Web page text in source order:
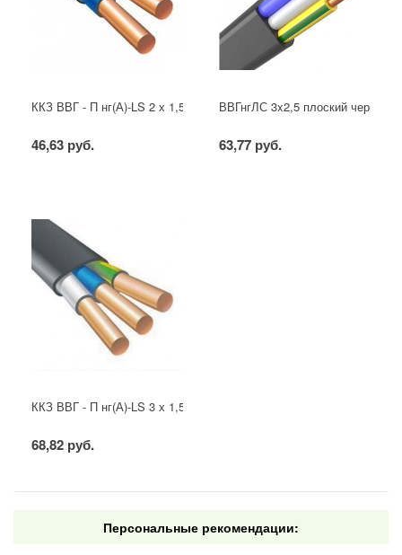
ККЗ ВВГ - П нг(А)-LS 2 х 1,5 ГОСТ
46,63 руб.
ВВГнгЛС 3x2,5 плоский черный
63,77 руб.
ККЗ ВВГ - П нг(А)-LS 3 х 1,5 ГОСТ
68,82 руб.
Персональные рекомендации: